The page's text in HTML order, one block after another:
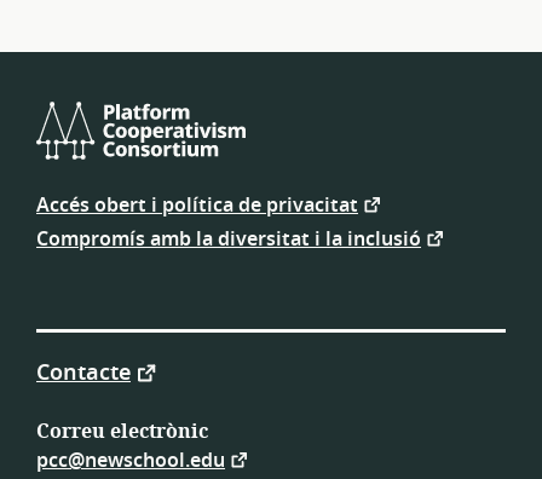
Consorci
Cooperativisme
de
Plataforma
Accés obert i política de privacitat
Compromís amb la diversitat i la inclusió
Contacte
Correu electrònic
pcc@newschool.edu